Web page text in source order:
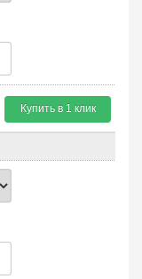
Купить в 1 клик